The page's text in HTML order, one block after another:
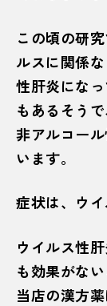
この頃の研
ルスに関係
性肝炎にな
もあるそう
非アルコー
います。
症状は、ウイ
ウイルス性
も効果がな
当店の漢方